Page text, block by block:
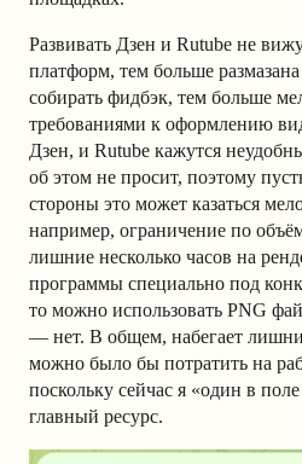
Развивать Дзен и Rutube не
платформ, тем больше
собирать фидбэк, тем больше
требованиями к оформлению
Дзен, и Rutube кажутся
об этом не просит, поэтому
стороны это может казаться
например, ограничение по
лишние несколько часов на
программы специально под
то можно использовать PNG
— нет. В общем, набегает
можно было бы потратить на
поскольку сейчас я «один в
главный ресурс.